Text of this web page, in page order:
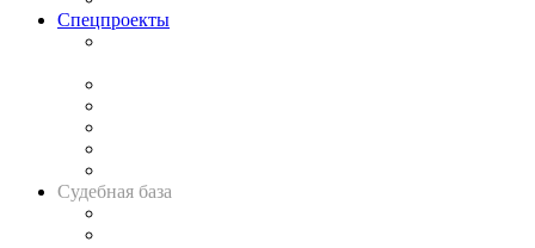
Спецпроекты
Судебная база